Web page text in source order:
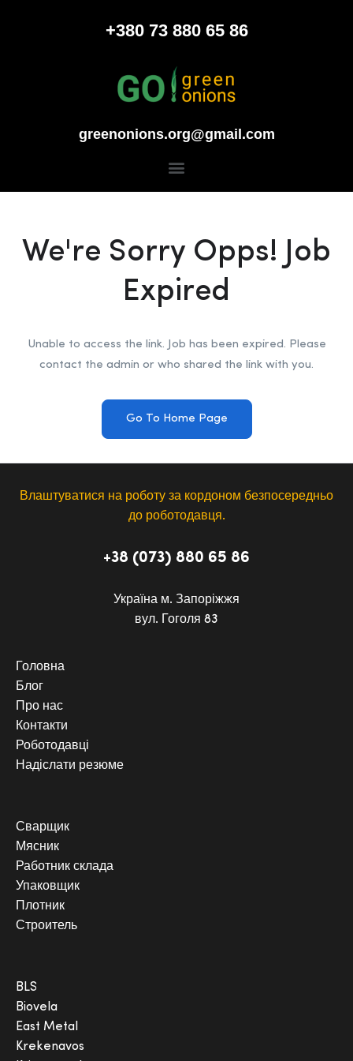
+380 73 880 65 86
greenonions.org@gmail.com
We're Sorry Opps! Job
Expired
Unable to access the link. Job has been expired. Please
contact the admin or who shared the link with you.
Go To Home Page
Влаштуватися на роботу за кордоном безпосередньо
до роботодавця.
+38 (073) 880 65 86
Україна м. Запоріжжя
вул. Гоголя 83
Головна
Блог
Про нас
Контакти
Роботодавці
Надіслати резюме
Сварщик
Мясник
Работник склада
Упаковщик
Плотник
Строитель
BLS
Biovela
East Metal
Krekenavos